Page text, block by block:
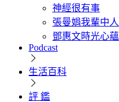
神經很有事
張曼娟我輩中人
鄧惠文時光心蘊
Podcast
生活百科
評 鑑